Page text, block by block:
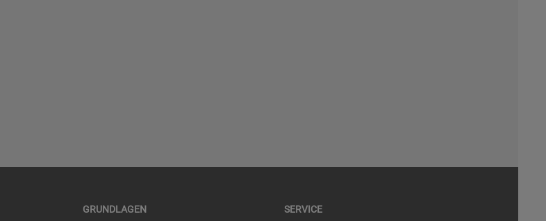
GRUND­LA­GEN
SER­VICE